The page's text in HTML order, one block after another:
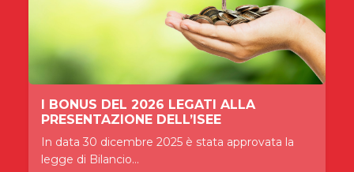
I BONUS DEL 2026 LEGATI ALLA
PRESENTAZIONE DELL’ISEE
In data 30 dicembre 2025 è stata approvata la
legge di Bilancio...